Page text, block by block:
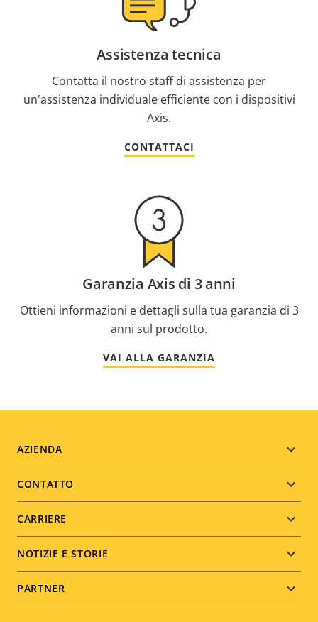
Assistenza tecnica
Contatta il nostro staff di assistenza per
un'assistenza individuale efficiente con i dispositivi
Axis.
CONTATTACI
Garanzia Axis di 3 anni
Ottieni informazioni e dettagli sulla tua garanzia di 3
anni sul prodotto.
VAI ALLA GARANZIA
Footer
menu
AZIENDA
CONTATTO
CARRIERE
NOTIZIE E STORIE
PARTNER